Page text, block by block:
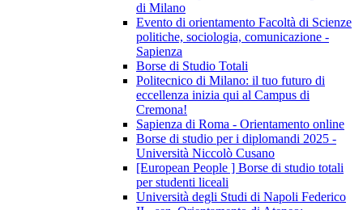
di Milano
Evento di orientamento Facoltà di Scienze
politiche, sociologia, comunicazione -
Sapienza
Borse di Studio Totali
Politecnico di Milano: il tuo futuro di
eccellenza inizia qui al Campus di
Cremona!
Sapienza di Roma - Orientamento online
Borse di studio per i diplomandi 2025 -
Università Niccolò Cusano
[European People ] Borse di studio totali
per studenti liceali
Università degli Studi di Napoli Federico